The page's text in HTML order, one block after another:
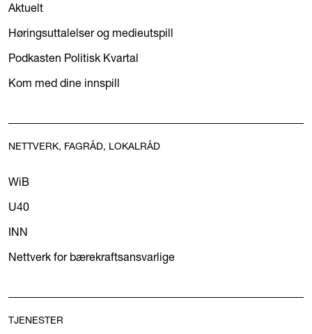
Aktuelt
Høringsuttalelser og medieutspill
Podkasten Politisk Kvartal
Kom med dine innspill
NETTVERK, FAGRÅD, LOKALRÅD
WiB
U40
INN
Nettverk for bærekraftsansvarlige
TJENESTER